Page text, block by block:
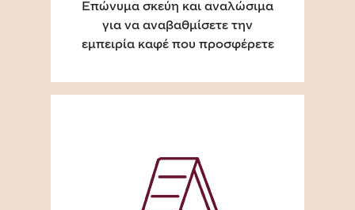
Επώνυμα σκεύη και αναλώσιμα
για να αναβαθμίσετε την
εμπειρία καφέ που προσφέρετε